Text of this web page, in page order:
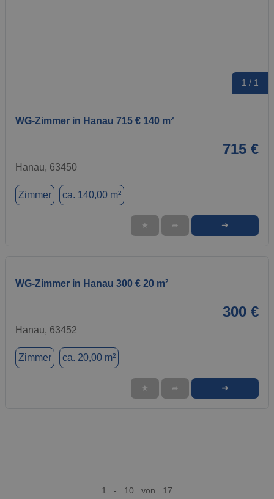
1 / 1
WG-Zimmer in Hanau 715 € 140 m²
715 €
Hanau, 63450
Zimmer ca. 140,00 m²
★ ➦ ➜
WG-Zimmer in Hanau 300 € 20 m²
300 €
Hanau, 63452
Zimmer ca. 20,00 m²
★ ➦ ➜
1 - 10 von 17